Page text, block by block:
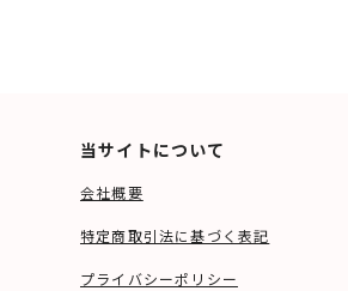
当サイトについて
会社概要
特定商取引法に基づく表記
プライバシーポリシー